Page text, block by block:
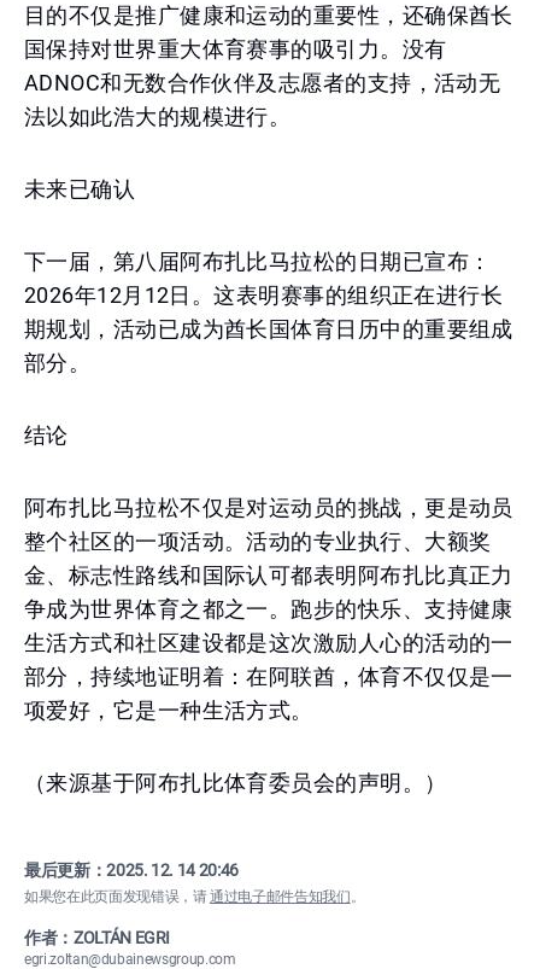
目的不仅是推广健康和运动的重要性，还确保酋长
国保持对世界重大体育赛事的吸引力。没有
ADNOC和无数合作伙伴及志愿者的支持，活动无
法以如此浩大的规模进行。
未来已确认
下一届，第八届阿布扎比马拉松的日期已宣布：
2026年12月12日。这表明赛事的组织正在进行长
期规划，活动已成为酋长国体育日历中的重要组成
部分。
结论
阿布扎比马拉松不仅是对运动员的挑战，更是动员
整个社区的一项活动。活动的专业执行、大额奖
金、标志性路线和国际认可都表明阿布扎比真正力
争成为世界体育之都之一。跑步的快乐、支持健康
生活方式和社区建设都是这次激励人心的活动的一
部分，持续地证明着：在阿联酋，体育不仅仅是一
项爱好，它是一种生活方式。
（来源基于阿布扎比体育委员会的声明。）
最后更新：2025. 12. 14 20:46
如果您在此页面发现错误，请通过电子邮件告知我们。
作者：ZOLTÁN EGRI
egri.zoltan@dubainewsgroup.com